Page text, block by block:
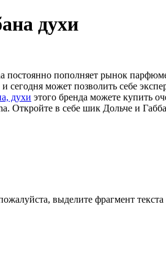
духи
постоянно пополняет рынок
и сегодня может позволить себе
духи этого бренда можете купить
Откройте в себе шик Дольче и
выделите фрагмент